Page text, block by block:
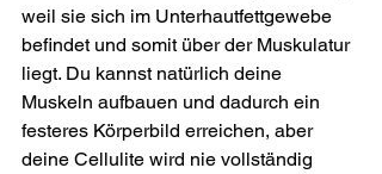
weil sie sich im Unterhautfettgewebe
befindet und somit über der Muskulatur
liegt. Du kannst natürlich deine
Muskeln aufbauen und dadurch ein
festeres Körperbild erreichen, aber
deine Cellulite wird nie vollständig